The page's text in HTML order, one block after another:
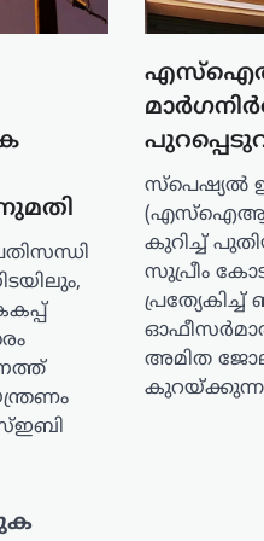
സ്‌പെഷ്യൽ
(എസ്ഐആർ)
കുറിച്ച്
സുപ്രീം
അമിത
സർക്കുലർ;
കെ. മുരളീധരൻ
ഓഗസ്റ്റ്‌ 9, 2026
ഭാഗമായി
വന്ദേമാതരം
ആലപിക്കണമെന്ന ചീഫ്
സർക്കുലറിനെതിരെ
മന്ത്രി കെ. മുരളീധരൻ. കേന്ദ്ര
കേരളത്തിൽ
ക്രൗഡ്